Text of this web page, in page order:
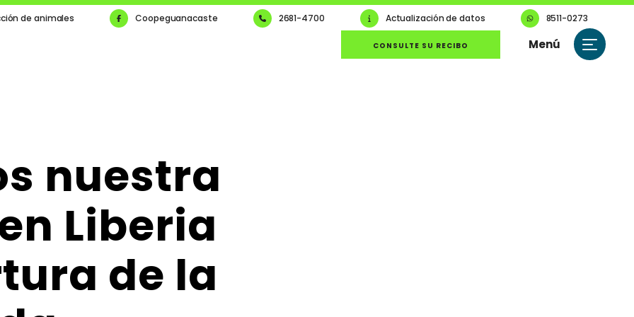
Sólidos No
de animales Coopeguanacaste 2681-4700 Actualización de datos 8511-0273
CONSULTE SU RECIBO Menú
nuestra
Liberia
de la